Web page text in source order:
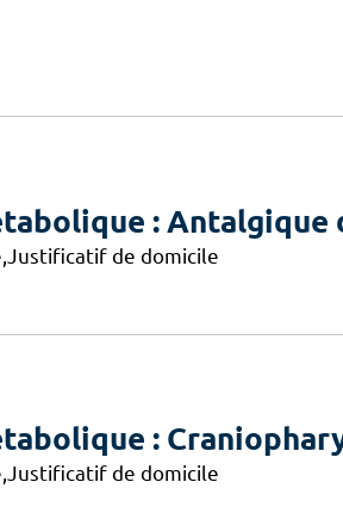
: Antalgique
de domicile
:
de domicile